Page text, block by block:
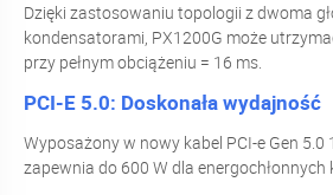
Dzięki zastosowaniu topologii z dwoma
kondensatorami, PX1200G może
przy pełnym obciążeniu = 16 ms.
PCI-E 5.0: Doskonała wydajność
Wyposażony w nowy kabel PCI-e Gen 5.0
zapewnia do 600 W dla